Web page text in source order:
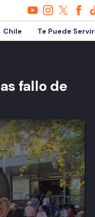
Chile Te Puede Servir
fallo de